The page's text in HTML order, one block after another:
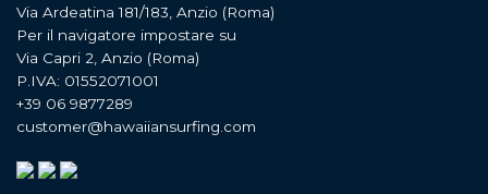
Via Ardeatina 181/183, Anzio (Roma)
Per il navigatore impostare su
Via Capri 2, Anzio (Roma)
P.IVA: 01552071001
+39 06 9877289
customer@hawaiiansurfing.com